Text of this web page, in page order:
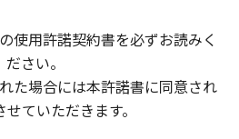
使用許諾契約書を必ずお読みく
ださい。
た場合には本許諾書に同意され
ていただきます。